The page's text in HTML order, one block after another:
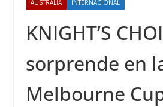
AUSTRALIA INTERNACIONAL
KNIGHT’S
sorprende en
Melbourne